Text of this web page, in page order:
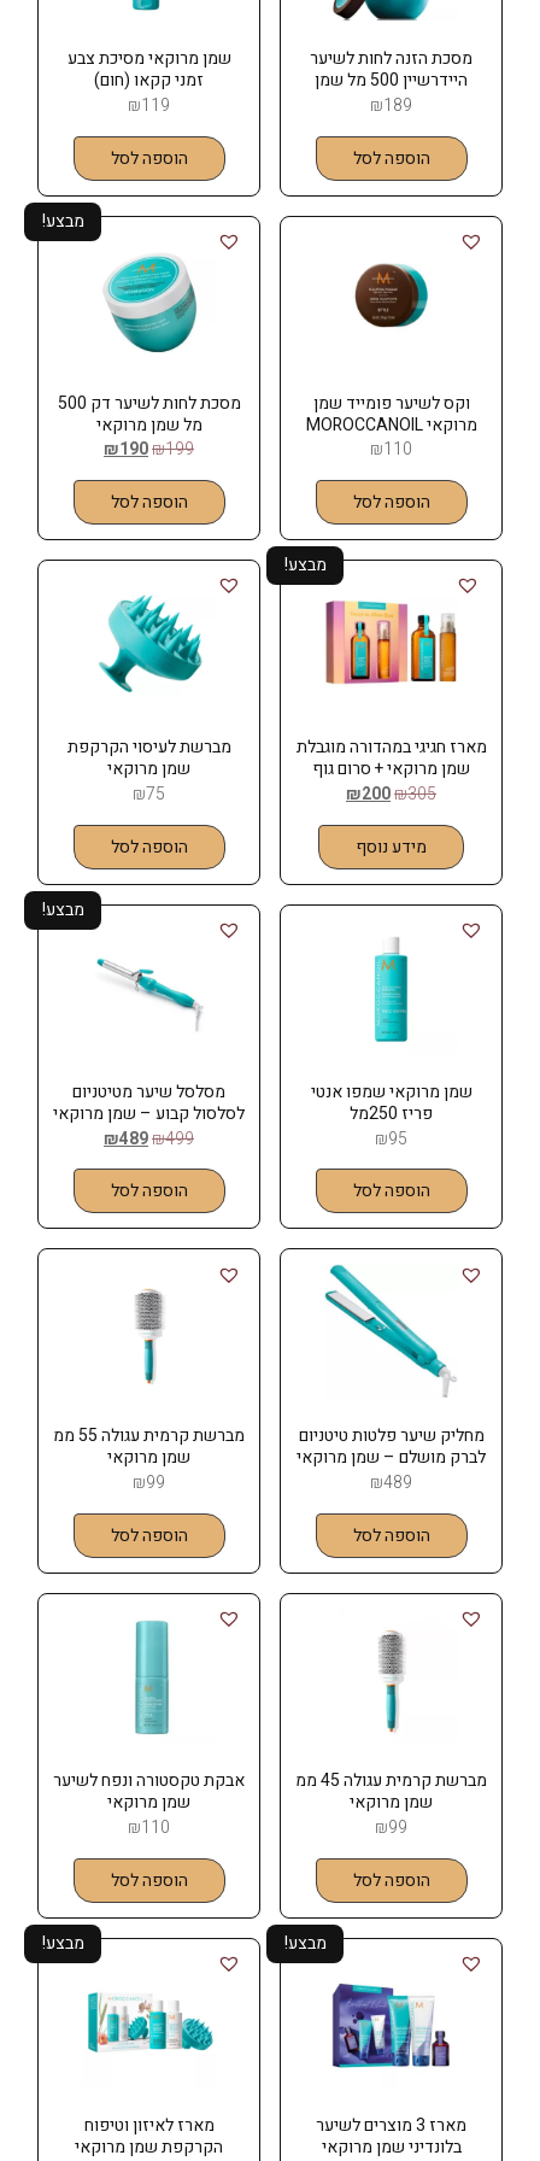
מסכת הזנה לחות לשיער
היידרשיין 500 מל שמן
₪189
הוספה לסל
שמן מרוקאי מסיכת צבע
זמני קקאו (חום)
MOROCCANOIL
₪119
הוספה לסל
וקס לשיער פומייד שמן
מרוקאי MOROCCANOIL
₪110
הוספה לסל
מבצע!
מסכת לחות לשיער דק 500
מל שמן מרוקאי
MOROCCANOIL
₪199
₪190
הוספה לסל
מבצע!
מארז חגיגי במהדורה מוגבלת
שמן מרוקאי + סרום גוף
לילה
₪305
₪200
מידע נוסף
מברשת לעיסוי הקרקפת
שמן מרוקאי
MOROCCANOIL
₪75
הוספה לסל
שמן מרוקאי שמפו אנטי
פריז 250מל
₪95
הוספה לסל
מבצע!
מסלסל שיער מטיטניום
לסלסול קבוע – שמן מרוקאי
₪499
₪489
הוספה לסל
מחליק שיער פלטות טיטניום
לברק מושלם – שמן מרוקאי
MOROCCANOIL
₪489
הוספה לסל
מברשת קרמית עגולה 55 ממ
שמן מרוקאי
₪99
הוספה לסל
מברשת קרמית עגולה 45 ממ
שמן מרוקאי
₪99
הוספה לסל
אבקת טקסטורה ונפח לשיער
שמן מרוקאי
MOROCCANOIL
₪110
הוספה לסל
מבצע!
מארז 3 מוצרים לשיער
בלונדיני שמן מרוקאי
מבצע!
מארז לאיזון וטיפוח
הקרקפת שמן מרוקאי